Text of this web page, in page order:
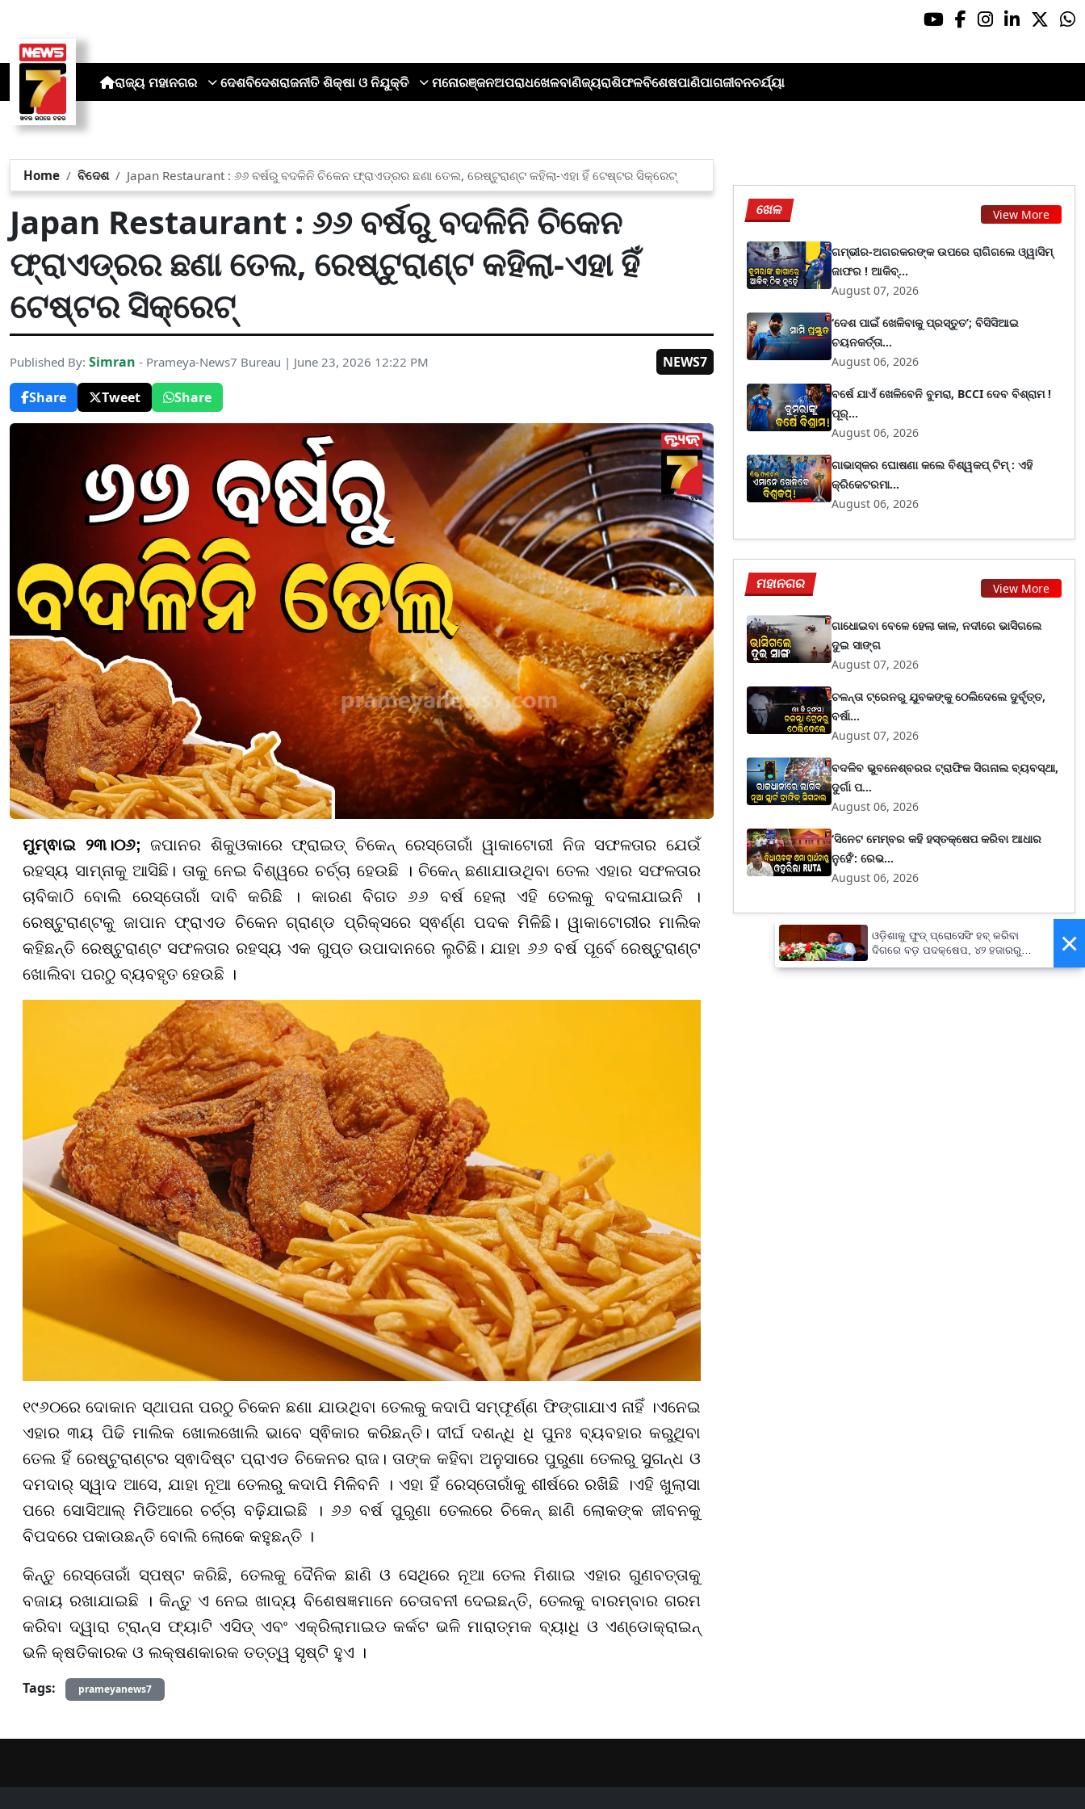
ରାଜ୍ୟ ମହାନଗର ଦେଶବିଦେଶରାଜନୀତି ଶିକ୍ଷା ଓ ନିଯୁକ୍ତି ମନୋରଞ୍ଜନଅପରାଧଖେଳବାଣିଜ୍ୟରାଶିଫଳବିଶେଷପାଣିପାଗଜୀବନଚର୍ଯ୍ୟା
Home ବିଦେଶ Japan Restaurant : ୬୬ ବର୍ଷରୁ ବଦଳିନି ଚିକେନ ଫ୍ରାଏଡ୍ରର ଛଣା ତେଲ, ରେଷ୍ଟୁରାଣ୍ଟ କହିଲା-ଏହା ହିଁ ଟେଷ୍ଟର ସିକ୍ରେଟ୍
Japan Restaurant : ୬୬ ବର୍ଷରୁ ବଦଳିନି ଚିକେନ
ଫ୍ରାଏଡ୍ରର ଛଣା ତେଲ, ରେଷ୍ଟୁରାଣ୍ଟ କହିଲା-ଏହା ହିଁ
ଟେଷ୍ଟର ସିକ୍ରେଟ୍
Published By: Simran - Prameya-News7 Bureau | June 23, 2026 12:22 PM
NEWS7
Share
Tweet Share
ମୁମ୍ଵାଇ ୨୩।୦୬; ଜପାନର ଶିକୁଓକାରେ ଫ୍ରାଇଡ୍ ଚିକେନ୍ ରେସ୍ତୋରାଁ ୱାକାଟୋରୀ ନିଜ ସଫଳତାର ଯେଉଁ
ରହସ୍ୟ ସାମ୍ନାକୁ ଆସିଛି। ତାକୁ ନେଇ ବିଶ୍ୱରେ ଚର୍ଚ୍ଚା ହେଉଛି । ଚିକେନ୍ ଛଣାଯାଉଥିବା ତେଲ ଏହାର ସଫଳତାର
ଚାବିକାଠି ବୋଲି ରେସ୍ତୋରାଁ ଦାବି କରିଛି । କାରଣ ବିଗତ ୬୬ ବର୍ଷ ହେଲା ଏହି ତେଲକୁ ବଦଳାଯାଇନି ।
ରେଷ୍ଟୁରାଣ୍ଟକୁ ଜାପାନ ଫ୍ରାଏଡ ଚିକେନ ଗ୍ରାଣ୍ଡ ପ୍ରିକ୍ସରେ ସ୍ଵର୍ଣ୍ଣ ପଦକ ମିଳିଛି। ୱାକାଟୋରୀର ମାଲିକ
କହିଛନ୍ତି ରେଷ୍ଟୁରାଣ୍ଟ ସଫଳତାର ରହସ୍ୟ ଏକ ଗୁପ୍ତ ଉପାଦାନରେ ଲୁଚିଛି। ଯାହା ୬୬ ବର୍ଷ ପୂର୍ବେ ରେଷ୍ଟୁରାଣ୍ଟ
ଖୋଲିବା ପରଠୁ ବ୍ୟବହୃତ ହେଉଛି ।
୧୯୬୦ରେ ଦୋକାନ ସ୍ଥାପନା ପରଠୁ ଚିକେନ ଛଣା ଯାଉଥିବା ତେଲକୁ କଦାପି ସମ୍ଫୂର୍ଣ୍ଣ ଫିଙ୍ଗାଯାଏ ନାହିଁ ।ଏନେଇ
ଏହାର ୩ୟ ପିଢି ମାଲିକ ଖୋଲଖୋଲି ଭାବେ ସ୍ଵିକାର କରିଛନ୍ତି। ଦୀର୍ଘ ଦଶନ୍ଧି ଧି ପୁନଃ ବ୍ୟବହାର କରୁଥିବା
ତେଲ ହିଁ ରେଷ୍ଟୁରାଣ୍ଟର ସ୍ଵାଦିଷ୍ଟ ପ୍ରାଏଡ ଚିକେନର ରାଜ। ତାଙ୍କ କହିବା ଅନୁସାରେ ପୁରୁଣା ତେଲରୁ ସୁଗନ୍ଧ ଓ
ଦମଦାର୍ ସ୍ୱାଦ ଆସେ, ଯାହା ନୂଆ ତେଲରୁ କଦାପି ମିଳିବନି । ଏହା ହିଁ ରେସ୍ତୋରାଁକୁ ଶୀର୍ଷରେ ରଖିଛି ।ଏହି ଖୁଲାସା
ପରେ ସୋସିଆଲ୍ ମିଡିଆରେ ଚର୍ଚ୍ଚା ବଢ଼ିଯାଇଛି । ୬୬ ବର୍ଷ ପୁରୁଣା ତେଲରେ ଚିକେନ୍ ଛାଣି ଲୋକଙ୍କ ଜୀବନକୁ
ବିପଦରେ ପକାଉଛନ୍ତି ବୋଲି ଲୋକେ କହୁଛନ୍ତି ।
କିନ୍ତୁ ରେସ୍ତୋରାଁ ସ୍ପଷ୍ଟ କରିଛି, ତେଲକୁ ଦୈନିକ ଛାଣି ଓ ସେଥିରେ ନୂଆ ତେଲ ମିଶାଇ ଏହାର ଗୁଣବତ୍ତାକୁ
ବଜାୟ ରଖାଯାଇଛି । କିନ୍ତୁ ଏ ନେଇ ଖାଦ୍ୟ ବିଶେଷଜ୍ଞମାନେ ଚେତାବନୀ ଦେଇଛନ୍ତି, ତେଲକୁ ବାରମ୍ବାର ଗରମ
କରିବା ଦ୍ୱାରା ଟ୍ରାନ୍ସ ଫ୍ୟାଟି ଏସିଡ୍ ଏବଂ ଏକ୍ରିଲାମାଇଡ କର୍କଟ ଭଳି ମାରାତ୍ମକ ବ୍ୟାଧି ଓ ଏଣ୍ଡୋକ୍ରାଇନ୍
ଭଳି କ୍ଷତିକାରକ ଓ ଲକ୍ଷଣକାରକ ତତ୍ତ୍ୱ ସୃଷ୍ଟି ହୁଏ ।
Tags:
prameyanews7
ଖେଳ View More
ଗମ୍ଭୀର-ଅଗରକରଙ୍କ ଉପରେ ରାଗିଗଲେ ଓ୍ୱାସିମ୍
ଜାଫର ! ଆକିବ୍...
August 07, 2026
‘ଦେଶ ପାଇଁ ଖେଳିବାକୁ ପ୍ରସ୍ତୁତ’; ବିସିସିଆଇ
ଚୟନକର୍ତ୍ତା...
August 06, 2026
ବର୍ଷେ ଯାଏଁ ଖେଳିବେନି ବୁମରା, BCCI ଦେବ ବିଶ୍ରାମ !
ପୂର୍...
August 06, 2026
ଗାଭାସ୍କର ଘୋଷଣା କଲେ ବିଶ୍ୱକପ୍ ଟିମ୍ : ଏହି
କ୍ରିକେଟରମା...
August 06, 2026
ମହାନଗର View More
ଗାଧୋଇବା ବେଳେ ହେଲା କାଳ, ନଦୀରେ ଭାସିଗଲେ
ଦୁଇ ସାଙ୍ଗ
August 07, 2026
ଚଳନ୍ତା ଟ୍ରେନରୁ ଯୁବକଙ୍କୁ ଠେଲିଦେଲେ ଦୁର୍ବୃତ୍ତ,
ବର୍ଷା...
August 07, 2026
ବଦଳିବ ଭୁବନେଶ୍ବରର ଟ୍ରାଫିକ ସିଗନାଲ ବ୍ୟବସ୍ଥା,
ଦୁର୍ଗା ପ...
August 06, 2026
‘ସିନେଟ ମେମ୍ବର କହି ହସ୍ତକ୍ଷେପ କରିବା ଆଧାର
ନୁହେଁ’: ରେଭ...
August 06, 2026
×
ଓଡ଼ିଶାକୁ ଫୁଡ୍ ପ୍ରୋସେସିଂ ହବ୍ କରିବା
ଦିଗରେ ବଡ଼ ପଦକ୍ଷେପ, ୪୨ ହଜାରରୁ